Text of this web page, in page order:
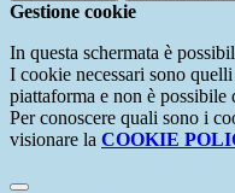
Gestione cookie
In questa schermata è
I cookie necessari sono
piattaforma e non è possibile
Per conoscere quali sono i
visionare la COOKIE